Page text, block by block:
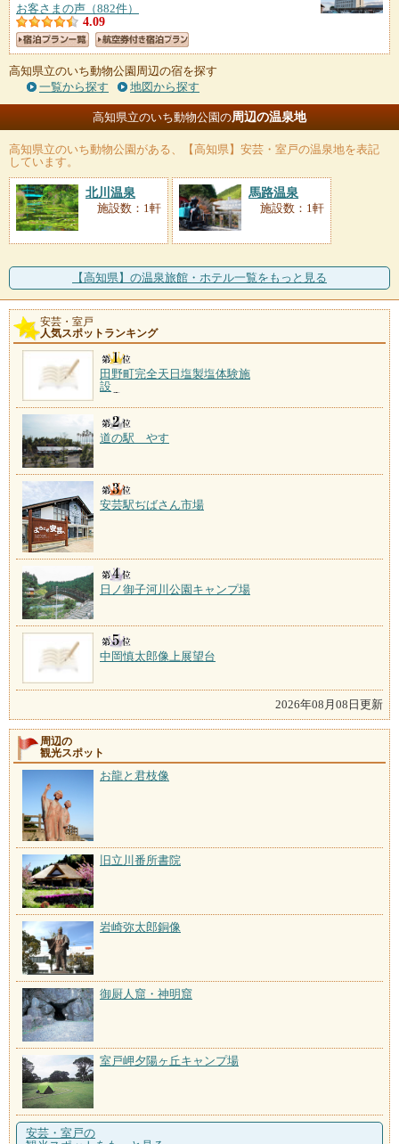
お客さまの声（882件）
4.09
高知県立のいち動物公園周辺の宿を探す
一覧から探す
地図から探す
高知県立のいち動物公園の周辺の温泉地
高知県立のいち動物公園 がある、【高知県】安芸・室戸の温泉地を表記
しています。
北川温泉
施設数：1軒
馬路温泉
施設数：1軒
【高知県】の温泉旅館・ホテル一覧をもっと見る
安芸・室戸
人気スポットランキング
田野町完全天日塩製塩体験施
設
道の駅 やす
安芸駅ぢばさん市場
日ノ御子河川公園キャンプ場
中岡慎太郎像上展望台
2026年08月08日更新
周辺の
観光スポット
お龍と君枝像
旧立川番所書院
岩崎弥太郎銅像
御厨人窟・神明窟
室戸岬夕陽ヶ丘キャンプ場
安芸・室戸の